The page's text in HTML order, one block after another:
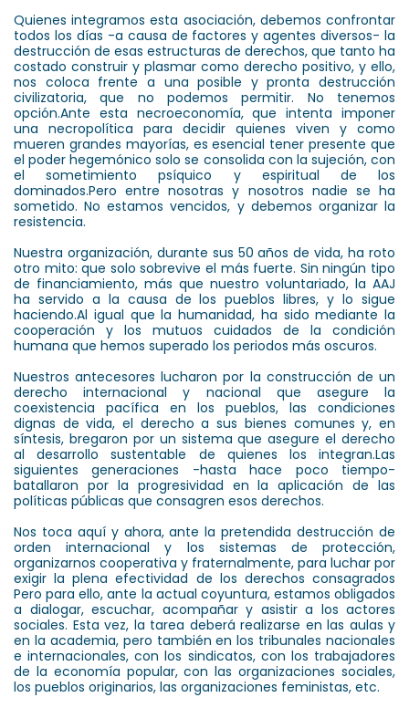
Quienes integramos esta asociación, debemos confrontar
todos los días -a causa de factores y agentes diversos- la
destrucción de esas estructuras de derechos, que tanto ha
costado construir y plasmar como derecho positivo, y ello,
nos coloca frente a una posible y pronta destrucción
civilizatoria, que no podemos permitir. No tenemos
opción.Ante esta necroeconomía, que intenta imponer
una necropolítica para decidir quienes viven y como
mueren grandes mayorías, es esencial tener presente que
el poder hegemónico solo se consolida con la sujeción, con
el sometimiento psíquico y espiritual de los
dominados.Pero entre nosotras y nosotros nadie se ha
sometido. No estamos vencidos, y debemos organizar la
resistencia.
Nuestra organización, durante sus 50 años de vida, ha roto
otro mito: que solo sobrevive el más fuerte. Sin ningún tipo
de financiamiento, más que nuestro voluntariado, la AAJ
ha servido a la causa de los pueblos libres, y lo sigue
haciendo.Al igual que la humanidad, ha sido mediante la
cooperación y los mutuos cuidados de la condición
humana que hemos superado los periodos más oscuros.
Nuestros antecesores lucharon por la construcción de un
derecho internacional y nacional que asegure la
coexistencia pacífica en los pueblos, las condiciones
dignas de vida, el derecho a sus bienes comunes y, en
síntesis, bregaron por un sistema que asegure el derecho
al desarrollo sustentable de quienes los integran.Las
siguientes generaciones -hasta hace poco tiempo-
batallaron por la progresividad en la aplicación de las
políticas públicas que consagren esos derechos.
Nos toca aquí y ahora, ante la pretendida destrucción de
orden internacional y los sistemas de protección,
organizarnos cooperativa y fraternalmente, para luchar por
exigir la plena efectividad de los derechos consagrados
Pero para ello, ante la actual coyuntura, estamos obligados
a dialogar, escuchar, acompañar y asistir a los actores
sociales. Esta vez, la tarea deberá realizarse en las aulas y
en la academia, pero también en los tribunales nacionales
e internacionales, con los sindicatos, con los trabajadores
de la economía popular, con las organizaciones sociales,
los pueblos originarios, las organizaciones feministas, etc.